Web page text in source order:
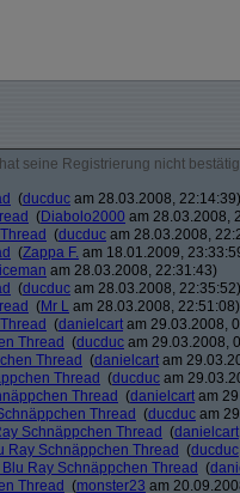
seine Registrierung nicht
(ducduc am 28.03.2008, 22:14:39)
(Diabolo2000 am 28.03.2008,
(ducduc am 28.03.2008,
(Zappa F. am 18.01.2009,
am 28.03.2008, 22:31:43)
(ducduc am 28.03.2008, 22:35:52)
(Mr L am 28.03.2008, 22:51:08)
(danielcart am 29.03.2008,
Thread (ducduc am 29.03.2008,
Thread (danielcart am
Thread (ducduc am
Thread (danielcart am
Thread (ducduc am
Schnäppchen Thread (danielcart
Ray Schnäppchen Thread (ducduc
Blu Ray Schnäppchen Thread (
Thread (monster23 am